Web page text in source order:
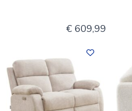
€ 609,99